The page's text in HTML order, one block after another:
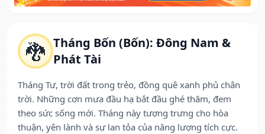
🐉 Tháng Bốn (Bốn): Đông Nam &
Phát Tài
Tháng Tư, trời đất trong trẻo, đồng quê xanh phủ chân
trời. Những cơn mưa đầu hạ bắt đầu ghé thăm, đem
theo sức sống mới. Tháng này tượng trưng cho hòa
thuận, yên lành và sự lan tỏa của năng lượng tích cực.